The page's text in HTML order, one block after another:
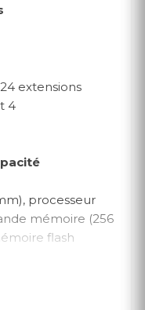
extensions
4
processeur
mémoire (256
flash
pour une